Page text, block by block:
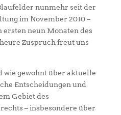
nunmehr seit der
im November 2010 –
ersten neun Monaten des
Zuspruch freut uns
wie gewohnt über aktuelle
Entscheidungen und
Gebiet des
– insbesondere über